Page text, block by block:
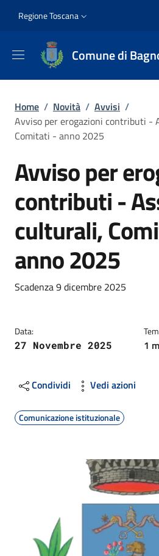
Slim top
Regione Toscana
Comune di
Briciole di pane
Home / Novità / Avvisi /
Avviso per erogazioni contributi -
Comitati - anno 2025
Avviso per
contributi -
culturali,
anno 2025
Dettagli
Descrizione breve
Scadenza 9 dicembre 2025
Data:
27 Novembre 2025
1
Condividi Vedi azioni
Comunicazione istituzionale